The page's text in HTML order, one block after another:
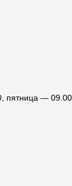
пятница —